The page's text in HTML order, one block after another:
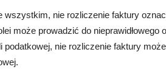
wszystkim, nie rozliczenie faktury
może prowadzić do
podatkowej, nie rozliczenie faktury